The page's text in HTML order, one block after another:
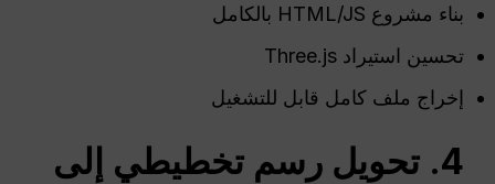
بناء مشروع HTML/JS بالكامل
تحسين استيراد Three.js
إخراج ملف كامل قابل للتشغيل
4. تحويل رسم تخطيطي إلى